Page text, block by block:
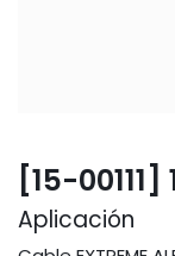
[15-00111]
Aplicación